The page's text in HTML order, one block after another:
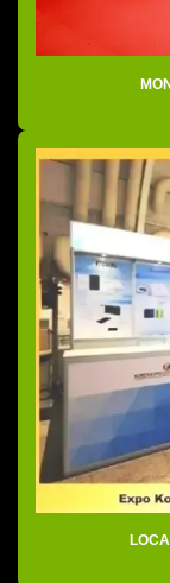
Ensaio fotográfico
Estandes para
Estandes para feiras
Estandes para feiras
Fábrica de stands
Feira de eventos
Locação de stands
Locação de stands
Montadora de
Montadora de